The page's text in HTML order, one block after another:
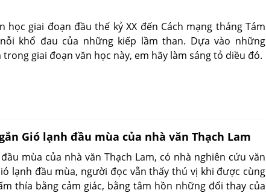
học giai đoạn đầu thế kỷ XX đến Cách mạng tháng Tám
khổ đau của những kiếp lầm than. Dựa vào những
giai đoạn văn học này, em hãy làm sáng tỏ diều đó.
Gió lạnh đầu mùa của nhà văn Thạch Lam
mùa của nhà văn Thạch Lam, có nhà nghiên cứu văn
lạnh đầu mùa, người đọc vẫn thấy thú vị khi được cùng
thía bằng cảm giác, bằng tâm hồn những đổi thay của